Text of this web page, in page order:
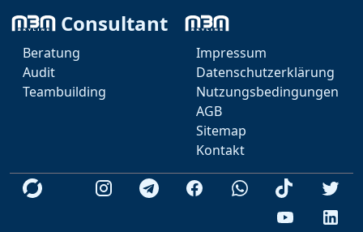
Marcel Weise - IT
Geschäftsführer | IT Consultant | IT Architekt
Consultant
Beratung
Audit
Teambuilding
Impressum
Datenschutzerklärung
Nutzungsbedingungen
AGB
Sitemap
Kontakt